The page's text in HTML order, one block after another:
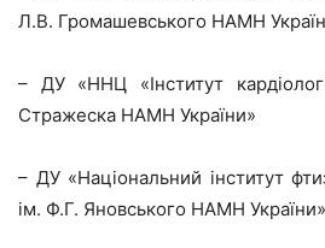
Л.В. Громашевського НАМН
– ДУ «ННЦ «Інститут
Стражеска НАМН України»
– ДУ «Національний інститут
ім. Ф.Г. Яновського НАМН України»